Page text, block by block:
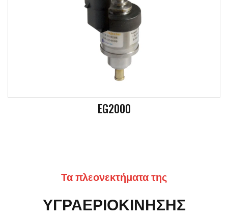
EG2000
Τα πλεονεκτήματα της
ΥΓΡΑΕΡΙΟΚΙΝΗΣΗΣ